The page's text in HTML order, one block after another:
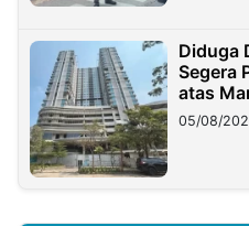
Diduga
Segera
atas
05/08/